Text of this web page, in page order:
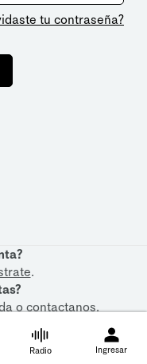
tu contraseña?
.
ocontactanos.
Radio Ingresar